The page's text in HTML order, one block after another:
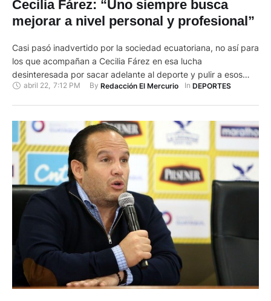
Cecilia Fárez: “Uno siempre busca
mejorar a nivel personal y profesional”
Casi pasó inadvertido por la sociedad ecuatoriana, no así para
los que acompañan a Cecilia Fárez en esa lucha
desinteresada por sacar adelante al deporte y pulir a esos
diamantes que pronto brillarán y harán flamear por todo lo
abril 22, 7:12 PM By Redacción El Mercurio In DEPORTES